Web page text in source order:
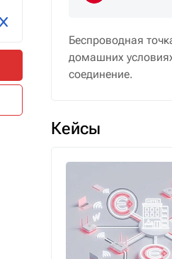
Беспроводная
домашних
соединение.
Кейсы